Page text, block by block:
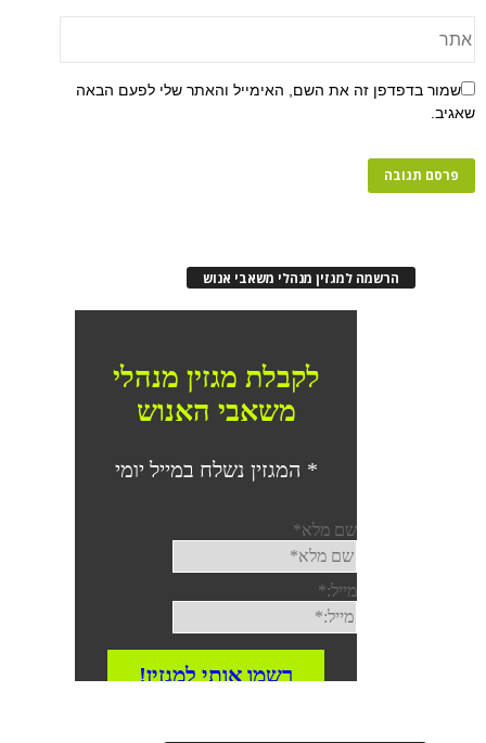
שמור בדפדפן זה את השם, האימייל והאתר שלי לפעם הבאה
שאגיב.
הרשמה למגזין מנהלי משאבי אנוש